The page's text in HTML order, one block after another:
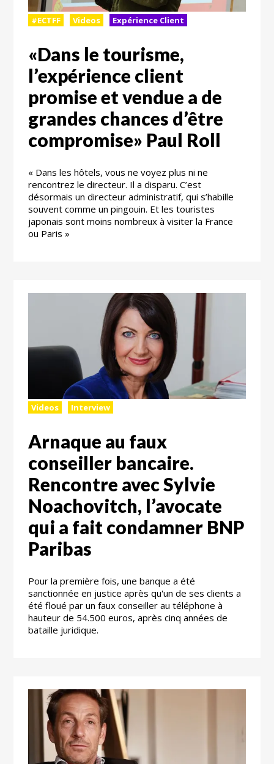
#ECTFF Videos Expérience Client
«Dans le tourisme,
l’expérience client
promise et vendue a de
grandes chances d’être
compromise» Paul Roll
« Dans les hôtels, vous ne voyez plus ni ne
rencontrez le directeur. Il a disparu. C’est
désormais un directeur administratif, qui s’habille
souvent comme un pingouin. Et les touristes
japonais sont moins nombreux à visiter la France
ou Paris »
Videos Interview
Arnaque au faux
conseiller bancaire.
Rencontre avec Sylvie
Noachovitch, l’avocate
qui a fait condamner BNP
Paribas
Pour la première fois, une banque a été
sanctionnée en justice après qu'un de ses clients a
été floué par un faux conseiller au téléphone à
hauteur de 54.500 euros, après cinq années de
bataille juridique.